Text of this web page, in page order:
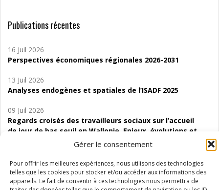
Gérer le consentement
Pour offrir les meilleures expériences, nous utilisons des technologies
telles que les cookies pour stocker et/ou accéder aux informations des
appareils. Le fait de consentir à ces technologies nous permettra de
Publications récentes
16 Juil 2026
Perspectives économiques régionales 2026-2031
13 Juil 2026
Analyses endogènes et spatiales de l’ISADF 2025
09 Juil 2026
Regards croisés des travailleurs sociaux sur l’accueil
de jour de bas seuil en Wallonie. Enjeux, évolutions et
06 Juil 2026
Étude d’évaluabilité des Structures
d’accompagnement à l’autocréation d’emploi (SAACE)